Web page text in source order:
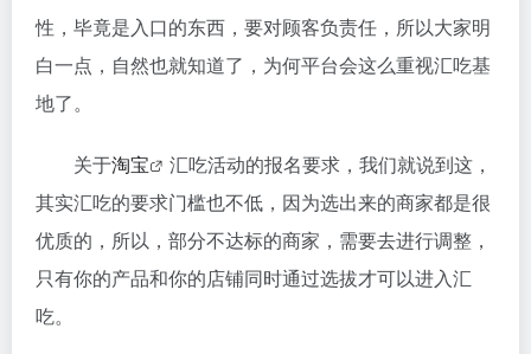
性，毕竟是入口的东西，要对顾客负责任，所以大家明
白一点，自然也就知道了，为何平台会这么重视汇吃基
地了。
关于淘宝
汇吃活动的报名要求，我们就说到这，
其实汇吃的要求门槛也不低，因为选出来的商家都是很
优质的，所以，部分不达标的商家，需要去进行调整，
只有你的产品和你的店铺同时通过选拔才可以进入汇
吃。